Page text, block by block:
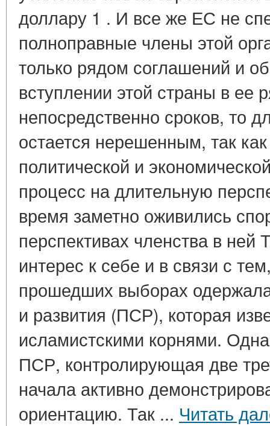
доллару 1 . И все же ЕС не
полноправные члены этой
только рядом соглашений и
вступлении этой страны в ее
непосредственно сроков, то
остается нерешенным, так
политической и
процесс на длительную
время заметно оживились
перспективах членства в
интерес к себе и в связи с
прошедших выборах
и развития (ПСР), которая
исламистскими корнями.
ПСР, контролирующая две
начала активно
ориентацию. Так ... Читать